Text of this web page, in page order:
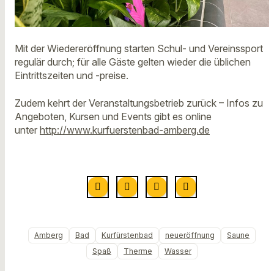
Mit der Wiedereröffnung starten Schul- und Vereinssport
regulär durch; für alle Gäste gelten wieder die üblichen
Eintrittszeiten und -preise.
Zudem kehrt der Veranstaltungsbetrieb zurück – Infos zu
Angeboten, Kursen und Events gibt es online
unter http://www.kurfuerstenbad-amberg.de
Amberg Bad Kurfürstenbad neueröffnung
Saune
Spaß
Therme Wasser